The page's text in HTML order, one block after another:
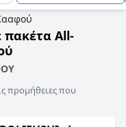
πακέτα All-
προμήθειες που